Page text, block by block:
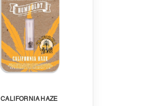
CALIFORNIA HAZE